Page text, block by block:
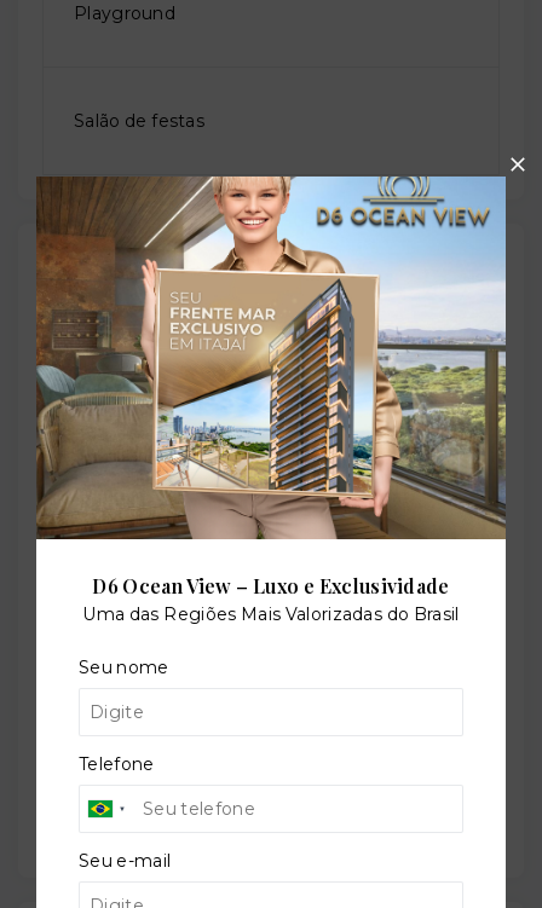
Playground
Salão de festas
Outras Informações
Referência:
O-60688-93011
Perfil:
Residencial
Situação:
Em construção
Previsão de entrega:
28/08/2026
D6 Ocean View – Luxo e Exclusividade
Uma das Regiões Mais Valorizadas do Brasil
Seu nome
Telefone
Seu e-mail